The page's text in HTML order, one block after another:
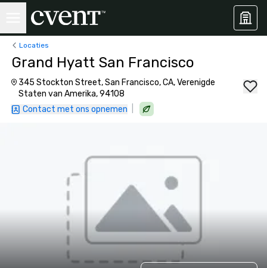
Locaties
Grand Hyatt San Francisco
345 Stockton Street, San Francisco, CA, Verenigde
Staten van Amerika, 94108
Contact met ons opnemen